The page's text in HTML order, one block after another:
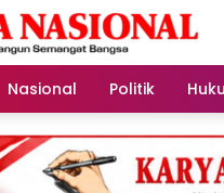
Nasional Politik